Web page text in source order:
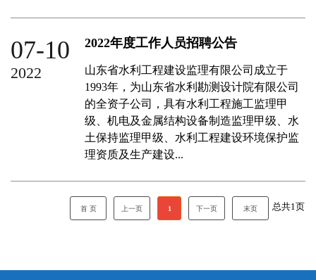
07-10
2022
2022年度工作人员招聘公告
山东省水利工程建设监理有限公司成立于
1993年，为山东省水利勘测设计院有限公司
的全资子公司，具有水利工程施工监理甲
级、机电及金属结构设备制造监理甲级、水
土保持监理甲级、水利工程建设环境保护监
理资质及生产建设...
首 页 上一页 1 下一页 末页 总共1 页